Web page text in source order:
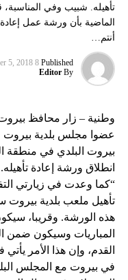
تأهيله. شبيب وفي
الماضية بأن ورشة عمل إعادة
أنتم…
Published
8 years ago
5, 2018
By
Editor
وطنية – زار محافظ
عضوا مجلس بلدية
بيروت البلدي في منطقة
انطلاق ورشة إعادة
“كما وعدت في زيارتي
تأهيل ملعب بلدية بيروت
هذه الورشة. وقريبا،
المباريات وسيكون ضمن
القدم، وإن هذا الأمر
في بيروت مع المجلس